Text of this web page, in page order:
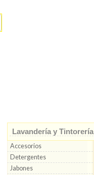
Lavandería y Tintorería
Accesorios
Detergentes
Jabones